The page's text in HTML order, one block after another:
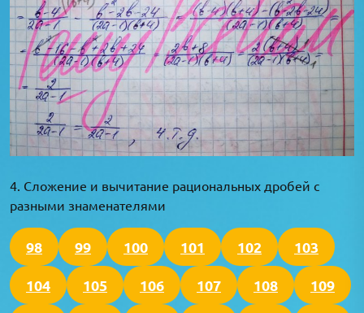
4. Сложение и вычитание рациональных дробей с
разными знаменателями
98 99 100 101 102 103
104 105 106 107 108 109